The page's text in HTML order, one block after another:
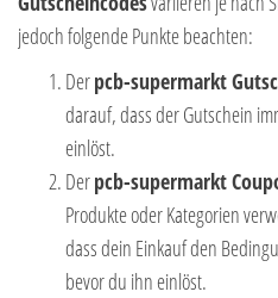
jedoch folgende Punkte beachten:
Derpcb-supermarkt
darauf, dass der Gutschein
einlöst.
Derpcb-supermarkt
Produkte oder Kategorien
dass dein Einkauf den
bevor du ihn einlöst.